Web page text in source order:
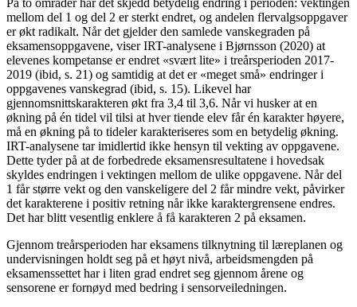
På to områder har det skjedd betydelig endring i perioden: vektingen
mellom del 1 og del 2 er sterkt endret, og andelen flervalgsoppgaver
er økt radikalt. Når det gjelder den samlede vanskegraden på
eksamensoppgavene, viser IRT-analysene i Bjørnsson (2020) at
elevenes kompetanse er endret «svært lite» i treårsperioden 2017-
2019 (ibid, s. 21) og samtidig at det er «meget små» endringer i
oppgavenes vanskegrad (ibid, s. 15). Likevel har
gjennomsnittskarakteren økt fra 3,4 til 3,6. Når vi husker at en
økning på én tidel vil tilsi at hver tiende elev får én karakter høyere,
må en økning på to tideler karakteriseres som en betydelig økning.
IRT-analysene tar imidlertid ikke hensyn til vekting av oppgavene.
Dette tyder på at de forbedrede eksamensresultatene i hovedsak
skyldes endringen i vektingen mellom de ulike oppgavene. Når del
1 får større vekt og den vanskeligere del 2 får mindre vekt, påvirker
det karakterene i positiv retning når ikke karaktergrensene endres.
Det har blitt vesentlig enklere å få karakteren 2 på eksamen.
Gjennom treårsperioden har eksamens tilknytning til læreplanen og
undervisningen holdt seg på et høyt nivå, arbeidsmengden på
eksamenssettet har i liten grad endret seg gjennom årene og
sensorene er fornøyd med bedring i sensorveiledningen.